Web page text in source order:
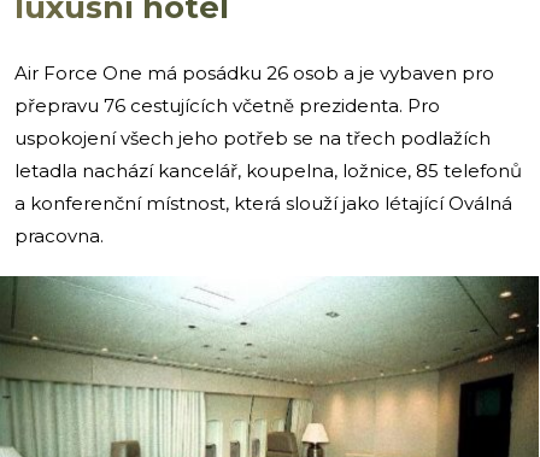
Air Force One má posádku 26 osob a je vybaven pro
přepravu 76 cestujících včetně prezidenta. Pro
uspokojení všech jeho potřeb se na třech podlažích
letadla nachází kancelář, koupelna, ložnice, 85 telefonů
a konferenční místnost, která slouží jako létající Oválná
pracovna.